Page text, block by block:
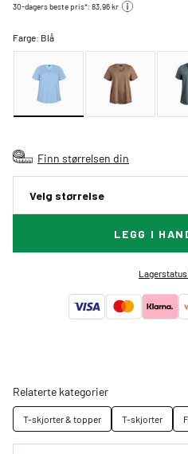
30-dagers beste pris*: 83,96 kr
Farge: Blå
Finn størrelsen din
Velg størrelse
LEGG I
Relaterte kategorier
T-skjorter & topper T-skjorter